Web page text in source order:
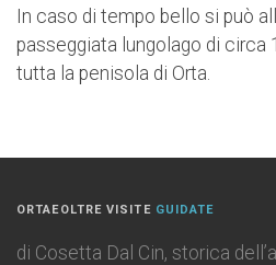
In caso di tempo bello si può
passeggiata lungolago di circa
tutta la penisola di Orta.
ORTAEOLTRE VISITE GUIDATE
di Cosetta Dal Cin, storica